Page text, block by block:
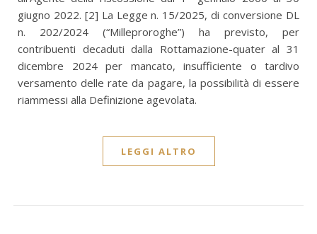
giugno 2022. [2] La Legge n. 15/2025, di conversione DL
n. 202/2024 (“Milleproroghe”) ha previsto, per
contribuenti decaduti dalla Rottamazione-quater al 31
dicembre 2024 per mancato, insufficiente o tardivo
versamento delle rate da pagare, la possibilità di essere
riammessi alla Definizione agevolata.
LEGGI ALTRO